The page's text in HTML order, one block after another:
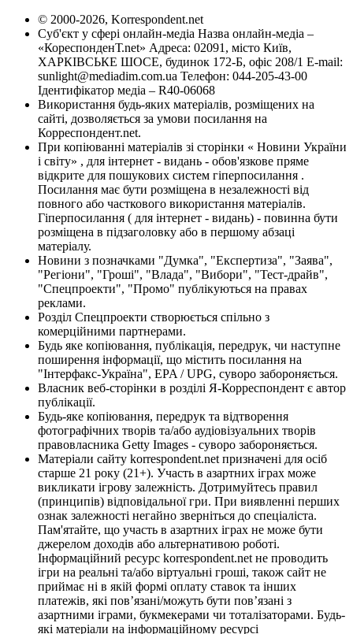
© 2000-2026, Korrespondent.net
Суб'єкт у сфері онлайн-медіа Назва онлайн-медіа –
«КореспонденТ.net» Адреса: 02091, місто Київ,
ХАРКІВСЬКЕ ШОСЕ, будинок 172-Б, офіс 208/1 E-mail:
sunlight@mediadim.com.ua Телефон: 044-205-43-00
Ідентифікатор медіа – R40-06068
Використання будь-яких матеріалів, розміщених на
сайті, дозволяється за умови посилання на
Корреспондент.net.
При копіюванні матеріалів зі сторінки « Новини України
і світу» , для інтернет - видань - обов'язкове пряме
відкрите для пошукових систем гіперпосилання .
Посилання має бути розміщена в незалежності від
повного або часткового використання матеріалів.
Гіперпосилання ( для інтернет - видань) - повинна бути
розміщена в підзаголовку або в першому абзаці
матеріалу.
Новини з позначками "Думка", "Експертиза", "Заява",
"Регіони", "Гроші", "Влада", "Вибори", "Тест-драйв",
"Спецпроекти", "Промо" публікуються на правах
реклами.
Розділ Спецпроекти створюється спільно з
комерційними партнерами.
Будь яке копіювання, публікація, передрук, чи наступне
поширення інформації, що містить посилання на
"Інтерфакс-Україна", EPA / UPG, суворо забороняється.
Власник веб-сторінки в розділі Я-Корреспондент є автор
публікації.
Будь-яке копіювання, передрук та відтворення
фотографічних творів та/або аудіовізуальних творів
правовласника Getty Images - суворо забороняється.
Матеріали сайту korrespondent.net призначені для осіб
старше 21 року (21+). Участь в азартних іграх може
викликати ігрову залежність. Дотримуйтесь правил
(принципів) відповідальної гри. При виявленні перших
ознак залежності негайно зверніться до спеціаліста.
Пам'ятайте, що участь в азартних іграх не може бути
джерелом доходів або альтернативою роботі.
Інформаційний ресурс korrespondent.net не проводить
ігри на реальні та/або віртуальні гроші, також сайт не
приймає ні в якій формі оплату ставок та інших
платежів, які пов’язані/можуть бути пов’язані з
азартними іграми, букмекерами чи тоталізаторами. Будь-
які матеріали на інформаційному ресурсі